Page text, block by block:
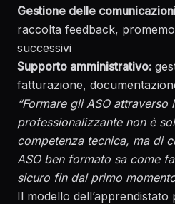
Gestione delle
raccolta feedback,
successivi
Supporto amministrativo:
fatturazione,
“Formare gli ASO attraverso l’
professionalizzantenon è
competenza tecnica, ma di
ASO ben formato sa come
sicuro fin dal primo
Il modello